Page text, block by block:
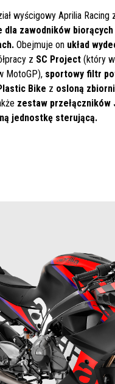
wyścigowy Aprilia Racing
dla zawodników biorących
Obejmuje on układ
z SC Project(który
MotoGP), sportowy filtr
Bike z osloną
zestaw przełączników
jednostkę sterującą.